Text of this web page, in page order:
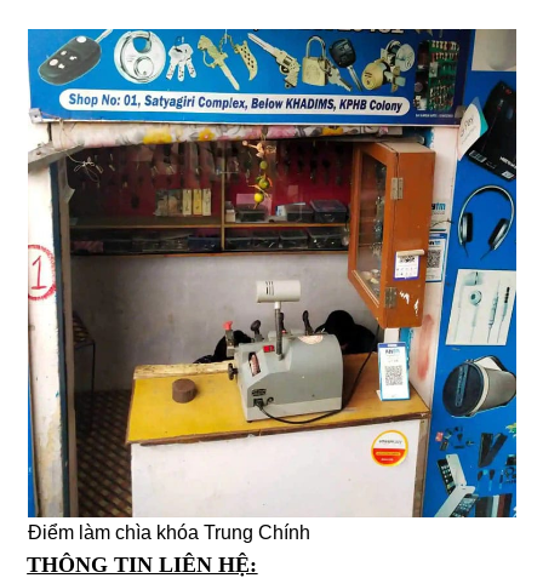
Điểm làm chìa khóa Trung Chính
THÔNG TIN LIÊN HỆ: